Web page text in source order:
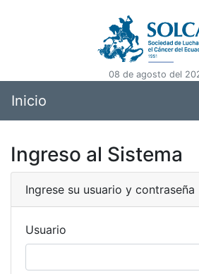
08 de agosto del
Inicio
Ingreso al Sistema
Ingrese su usuario y contraseña
Usuario